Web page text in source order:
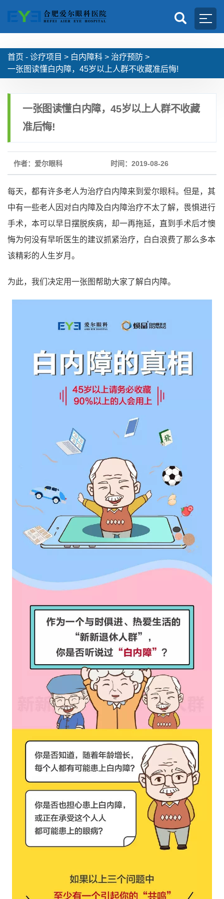
首页 - 诊疗项目 > 白内障科 > 治疗预防 >
一张图读懂白内障，45岁以上人群不收藏准后悔!
一张图读懂白内障，45岁以上人群不收藏
准后悔!
作者：爱尔眼科 时间：2019-08-26
每天，都有许多老人为治疗白内障来到爱尔眼科。但是，其
中有一些老人因对白内障及白内障治疗不太了解，畏惧进行
手术，本可以早日摆脱疾病，却一再拖延，直到手术后才懊
悔为何没有早听医生的建议抓紧治疗，白白浪费了那么多本
该精彩的人生岁月。
为此，我们决定用一张图帮助大家了解白内障。